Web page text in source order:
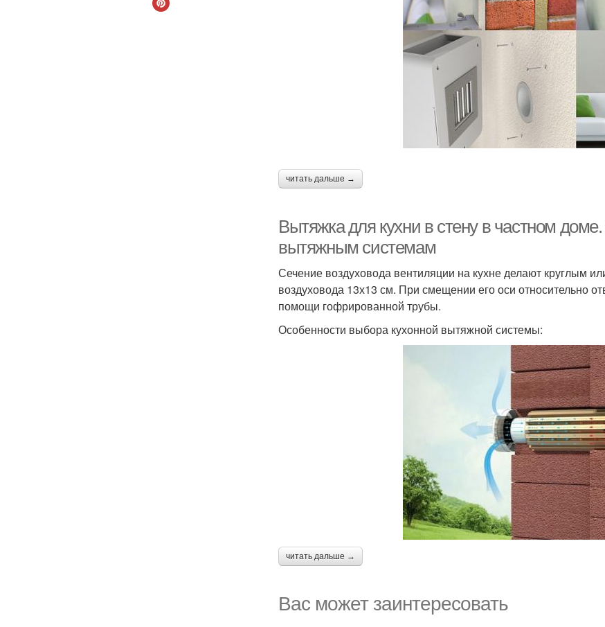
читать дальше →
Вытяжка для кухни в стену в частном
вытяжным системам
Сечение воздуховода вентиляции на кухне делают круглым
воздуховода 13х13 см. При смещении его оси относительно
помощи гофрированной трубы.
Особенности выбора кухонной вытяжной системы:
читать дальше →
Вас может заинтересовать